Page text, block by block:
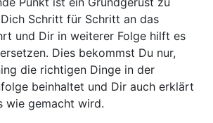
Schritt für Schritt an das
und Dir in weiterer Folge hilft es
Dies bekommst Du nur,
die richtigen Dinge in der
beinhaltet und Dir auch erklärt
wie gemacht wird.